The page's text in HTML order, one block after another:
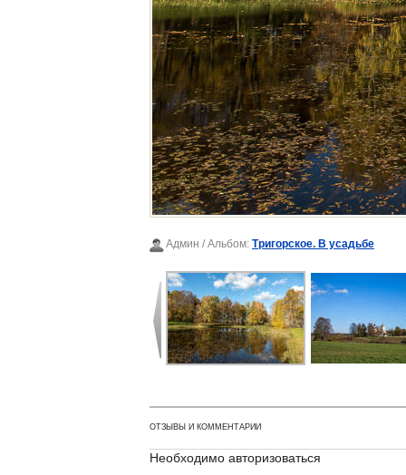
Админ / Альбом: Тригорское. В усадьбе
ОТЗЫВЫ И КОММЕНТАРИИ
Необходимо авторизоваться